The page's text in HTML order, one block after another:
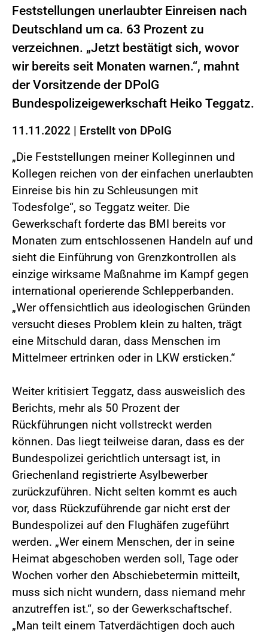
Feststellungen unerlaubter Einreisen nach
Deutschland um ca. 63 Prozent zu
verzeichnen. „Jetzt bestätigt sich, wovor
wir bereits seit Monaten warnen.“, mahnt
der Vorsitzende der DPolG
Bundespolizeigewerkschaft Heiko Teggatz.
11.11.2022 | Erstellt von DPolG
„Die Feststellungen meiner Kolleginnen und
Kollegen reichen von der einfachen unerlaubten
Einreise bis hin zu Schleusungen mit
Todesfolge“, so Teggatz weiter. Die
Gewerkschaft forderte das BMI bereits vor
Monaten zum entschlossenen Handeln auf und
sieht die Einführung von Grenzkontrollen als
einzige wirksame Maßnahme im Kampf gegen
international operierende Schlepperbanden.
„Wer offensichtlich aus ideologischen Gründen
versucht dieses Problem klein zu halten, trägt
eine Mitschuld daran, dass Menschen im
Mittelmeer ertrinken oder in LKW ersticken.“
Weiter kritisiert Teggatz, dass ausweislich des
Berichts, mehr als 50 Prozent der
Rückführungen nicht vollstreckt werden
können. Das liegt teilweise daran, dass es der
Bundespolizei gerichtlich untersagt ist, in
Griechenland registrierte Asylbewerber
zurückzuführen. Nicht selten kommt es auch
vor, dass Rückzuführende gar nicht erst der
Bundespolizei auf den Flughäfen zugeführt
werden. „Wer einem Menschen, der in seine
Heimat abgeschoben werden soll, Tage oder
Wochen vorher den Abschiebetermin mitteilt,
muss sich nicht wundern, dass niemand mehr
anzutreffen ist.“, so der Gewerkschaftschef.
„Man teilt einem Tatverdächtigen doch auch